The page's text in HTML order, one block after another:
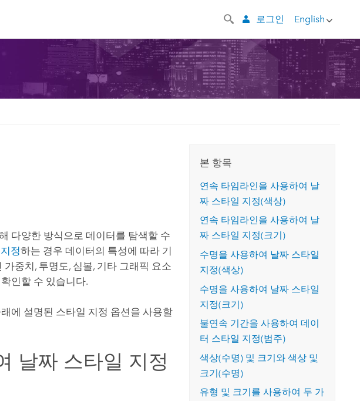
English
로그인
다양한 방식으로 데이터를 탐색할 수
정하는 경우 데이터의 특성에 따라 기
중치, 투명도, 심볼, 기타 그래픽 요소
인할 수 있습니다.
에 설명된 스타일 지정 옵션을 사용할
날짜 스타일 지정
본 항목
연속 타임라인을 사용하여 날
짜 스타일 지정(색상)
연속 타임라인을 사용하여 날
짜 스타일 지정(크기)
수명을 사용하여 날짜 스타일
지정(색상)
수명을 사용하여 날짜 스타일
지정(크기)
불연속 기간을 사용하여 데이
터 스타일 지정(범주)
색상(수명) 및 크기와 색상 및
크기(수명)
유형 및 크기를 사용하여 두 가